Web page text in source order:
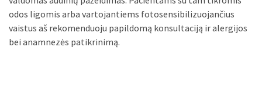
odos ligomis arba vartojantiems fotosensibilizuojančius
vaistus aš rekomenduoju papildomą konsultaciją ir alergijos
bei anamnezės patikrinimą.